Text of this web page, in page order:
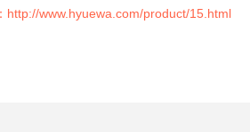
http://www.hyuewa.com/product/15.html